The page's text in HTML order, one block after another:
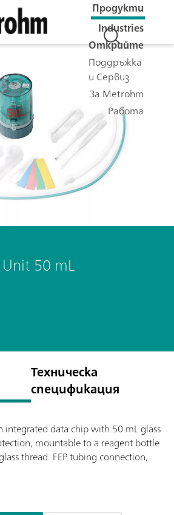
Продукти
Industries
Открийте
Поддръжка
и Сервиз
За Metrohm
Работа
50 mL
Техническа
спецификация
data chip with 50 mL glass
mountable to a reagent bottle
thread. FEP tubing connection,